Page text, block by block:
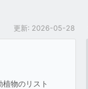
更新: 2026-05-28
物のリスト